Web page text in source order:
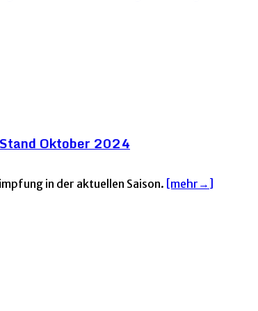
Oktober 2024
in der aktuellen Saison. [mehr→]